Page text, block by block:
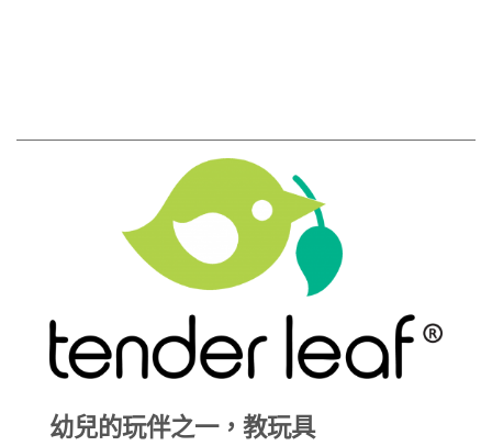
幼兒的玩伴之一，教玩具